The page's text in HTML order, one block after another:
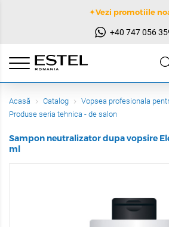
✦Vezi promotiile
+40 747 056
Acasă Catalog
Vopsea profesionala
Produse seria tehnica - de salon
Sampon neutralizator dupa vopsire
ml